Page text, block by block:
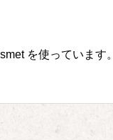
を使っています。